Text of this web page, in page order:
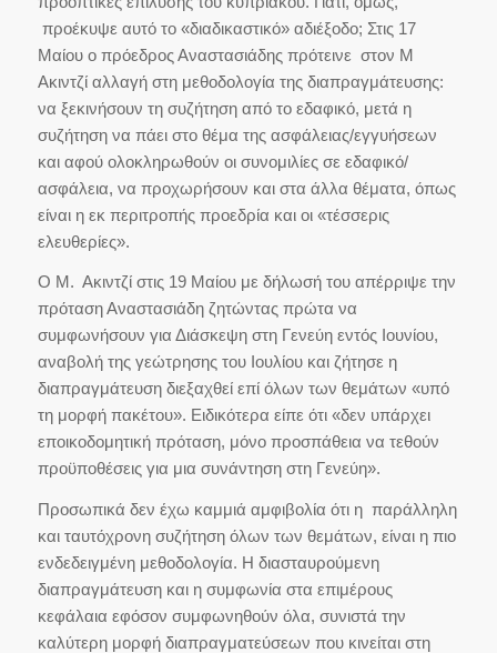
προέκυψε αυτό το «διαδικαστικό» αδιέξοδο; Στις 17
Μαίου ο πρόεδρος Αναστασιάδης πρότεινε στον Μ
Ακιντζί αλλαγή στη μεθοδολογία της διαπραγμάτευσης:
να ξεκινήσουν τη συζήτηση από το εδαφικό, μετά η
συζήτηση να πάει στο θέμα της ασφάλειας/εγγυήσεων
και αφού ολοκληρωθούν οι συνομιλίες σε εδαφικό/
ασφάλεια, να προχωρήσουν και στα άλλα θέματα, όπως
είναι η εκ περιτροπής προεδρία και οι «τέσσερις
ελευθερίες».
Ο Μ. Ακιντζί στις 19 Μαίου με δήλωσή του απέρριψε την
πρόταση Αναστασιάδη ζητώντας πρώτα να
συμφωνήσουν για Διάσκεψη στη Γενεύη εντός Ιουνίου,
αναβολή της γεώτρησης του Ιουλίου και ζήτησε η
διαπραγμάτευση διεξαχθεί επί όλων των θεμάτων «υπό
τη μορφή πακέτου». Ειδικότερα είπε ότι «δεν υπάρχει
εποικοδομητική πρόταση, μόνο προσπάθεια να τεθούν
προϋποθέσεις για μια συνάντηση στη Γενεύη».
Προσωπικά δεν έχω καμμιά αμφιβολία ότι η παράλληλη
και ταυτόχρονη συζήτηση όλων των θεμάτων, είναι η πιο
ενδεδειγμένη μεθοδολογία. Η διασταυρούμενη
διαπραγμάτευση και η συμφωνία στα επιμέρους
κεφάλαια εφόσον συμφωνηθούν όλα, συνιστά την
καλύτερη μορφή διαπραγματεύσεων που κινείται στη